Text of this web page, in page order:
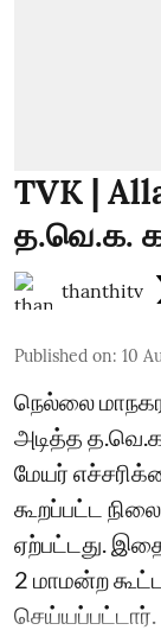
TVK |
த.வெ.க.
thanthitv
Published on: 10
நெல்லை
அடித்த த.வெ.க.
மேயர்
கூறப்பட்ட
ஏற்பட்டது.
2 மாமன்ற
செய்யப்பட்டார்.